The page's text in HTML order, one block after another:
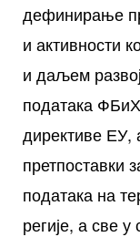
дефинирање
и активности
и даљем
података
директиве ЕУ,
претпоставки
података на
регије, а све